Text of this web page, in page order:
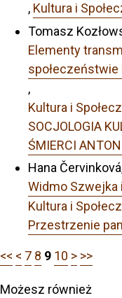
, Kultura i
Tomasz
Elementy
,
Kultura i
SOCJOLOGIA
ŚMIERCI
Hana
Widmo
Kultura i
Przestrzenie
<< < 7 8 9 10 > >>
Możesz również